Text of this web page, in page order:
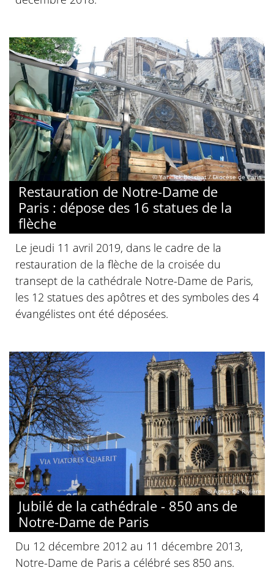
© Yannick Boschat / Diocèse de Paris
Restauration de Notre-Dame de
Paris : dépose des 16 statues de la
flèche
Le jeudi 11 avril 2019, dans le cadre de la
restauration de la flèche de la croisée du
transept de la cathédrale Notre-Dame de Paris,
les 12 statues des apôtres et des symboles des 4
évangélistes ont été déposées.
© Agnès de Rivière
Jubilé de la cathédrale - 850 ans de
Notre-Dame de Paris
Du 12 décembre 2012 au 11 décembre 2013,
Notre-Dame de Paris a célébré ses 850 ans.